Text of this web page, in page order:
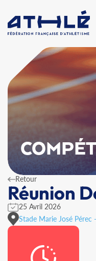
Retour
Réunion
25 Avril 2026
Stade Marie José